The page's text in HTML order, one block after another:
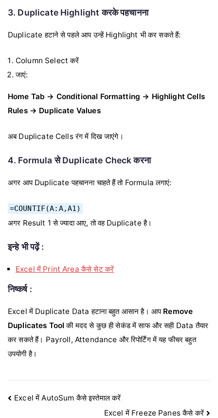
3. Duplicate Highlight करके पहचानना
Duplicate हटाने से पहले आप उन्हें Highlight भी कर सकते हैं:
Column Select करें
जाएं:
Home Tab → Conditional Formatting → Highlight Cells
Rules → Duplicate Values
अब Duplicate Cells रंग में दिख जाएंगे।
4. Formula से Duplicate Check करना
अगर आप Duplicate पहचानना चाहते हैं तो Formula लगाएं:
=COUNTIF(A:A,A1)
अगर Result 1 से ज्यादा आए, तो वह Duplicate है।
इन्हे भी पढ़ें :
Excel में Print Area कैसे सेट करें
निष्कर्ष :
Excel में Duplicate Data हटाना बहुत आसान है। आप Remove
Duplicates Tool की मदद से कुछ ही सेकंड में साफ और सही Data तैयार
कर सकते हैं। Payroll, Attendance और रिपोर्टिंग में यह फीचर बहुत
उपयोगी है।
Post
Excel में AutoSum कैसे इस्तेमाल करें
Excel में Freeze Panes कैसे करें